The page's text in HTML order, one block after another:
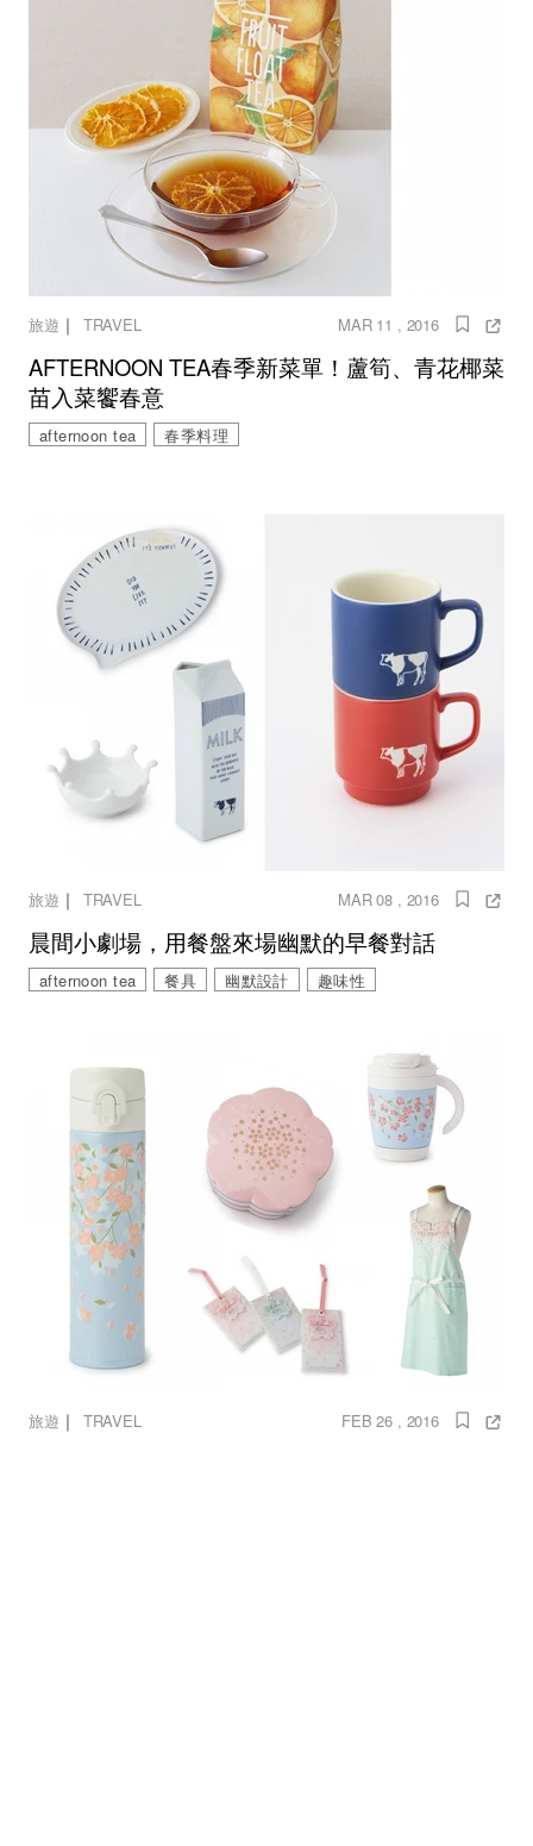
旅遊 ｜ TRAVEL MAR 11 , 2016
AFTERNOON TEA春季新菜單！蘆筍、青花椰菜
苗入菜饗春意
afternoon tea 春季料理
旅遊 ｜ TRAVEL MAR 08 , 2016
晨間小劇場，用餐盤來場幽默的早餐對話
afternoon tea 餐具 幽默設計 趣味性
旅遊 ｜ TRAVEL FEB 26 , 2016